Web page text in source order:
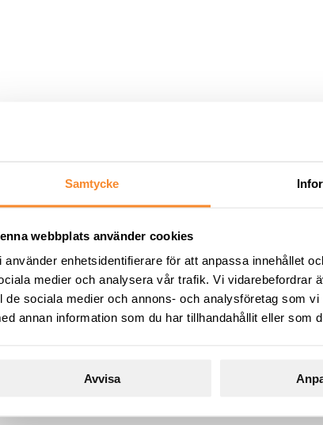
Samtycke
webbplats använder cookies
använder enhetsidentifierare för att anpassa innehållet
medier och analysera vår trafik. Vi vidarebefordrar
de sociala medier och annons- och analysföretag som
annan information som du har tillhandahållit eller som
Avvisa
Sök
i Landskrona
när man förvärvat och tillträtt en fastighet med